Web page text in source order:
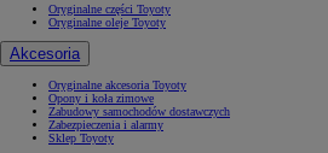
Oryginalne części Toyoty
Oryginalne oleje Toyoty
Akcesoria
Oryginalne akcesoria Toyoty
Opony i koła zimowe
Zabudowy samochodów dostawczych
Zabezpieczenia i alarmy
Sklep Toyoty